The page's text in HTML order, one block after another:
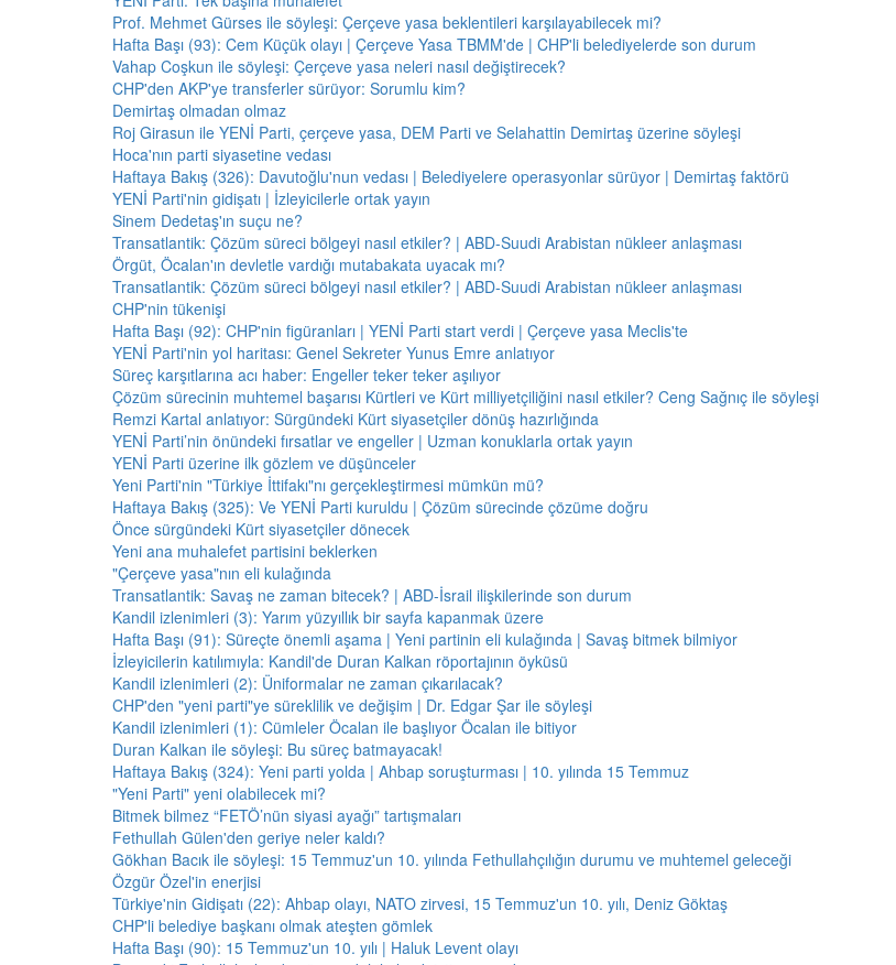
Prof. Mehmet Gürses ile söyleşi: Çerçeve yasa beklentileri karşılayabilecek mi?
Hafta Başı (93): Cem Küçük olayı | Çerçeve Yasa TBMM'de | CHP'li belediyelerde son durum
Vahap Coşkun ile söyleşi: Çerçeve yasa neleri nasıl değiştirecek?
CHP'den AKP'ye transferler sürüyor: Sorumlu kim?
Demirtaş olmadan olmaz
Roj Girasun ile YENİ Parti, çerçeve yasa, DEM Parti ve Selahattin Demirtaş üzerine söyleşi
Hoca'nın parti siyasetine vedası
Haftaya Bakış (326): Davutoğlu'nun vedası | Belediyelere operasyonlar sürüyor | Demirtaş faktörü
YENİ Parti'nin gidişatı | İzleyicilerle ortak yayın
Sinem Dedetaş'ın suçu ne?
Transatlantik: Çözüm süreci bölgeyi nasıl etkiler? | ABD-Suudi Arabistan nükleer anlaşması
Örgüt, Öcalan'ın devletle vardığı mutabakata uyacak mı?
Transatlantik: Çözüm süreci bölgeyi nasıl etkiler? | ABD-Suudi Arabistan nükleer anlaşması
CHP'nin tükenişi
Hafta Başı (92): CHP'nin figüranları | YENİ Parti start verdi | Çerçeve yasa Meclis'te
YENİ Parti'nin yol haritası: Genel Sekreter Yunus Emre anlatıyor
Süreç karşıtlarına acı haber: Engeller teker teker aşılıyor
Çözüm sürecinin muhtemel başarısı Kürtleri ve Kürt milliyetçiliğini nasıl etkiler? Ceng Sağnıç ile söyleşi
Remzi Kartal anlatıyor: Sürgündeki Kürt siyasetçiler dönüş hazırlığında
YENİ Parti’nin önündeki fırsatlar ve engeller | Uzman konuklarla ortak yayın
YENİ Parti üzerine ilk gözlem ve düşünceler
Yeni Parti'nin "Türkiye İttifakı"nı gerçekleştirmesi mümkün mü?
Haftaya Bakış (325): Ve YENİ Parti kuruldu | Çözüm sürecinde çözüme doğru
Önce sürgündeki Kürt siyasetçiler dönecek
Yeni ana muhalefet partisini beklerken
"Çerçeve yasa"nın eli kulağında
Transatlantik: Savaş ne zaman bitecek? | ABD-İsrail ilişkilerinde son durum
Kandil izlenimleri (3): Yarım yüzyıllık bir sayfa kapanmak üzere
Hafta Başı (91): Süreçte önemli aşama | Yeni partinin eli kulağında | Savaş bitmek bilmiyor
İzleyicilerin katılımıyla: Kandil'de Duran Kalkan röportajının öyküsü
Kandil izlenimleri (2): Üniformalar ne zaman çıkarılacak?
CHP'den "yeni parti"ye süreklilik ve değişim | Dr. Edgar Şar ile söyleşi
Kandil izlenimleri (1): Cümleler Öcalan ile başlıyor Öcalan ile bitiyor
Duran Kalkan ile söyleşi: Bu süreç batmayacak!
Haftaya Bakış (324): Yeni parti yolda | Ahbap soruşturması | 10. yılında 15 Temmuz
"Yeni Parti" yeni olabilecek mi?
Bitmek bilmez “FETÖ’nün siyasi ayağı” tartışmaları
Fethullah Gülen'den geriye neler kaldı?
Gökhan Bacık ile söyleşi: 15 Temmuz'un 10. yılında Fethullahçılığın durumu ve muhtemel geleceği
Özgür Özel'in enerjisi
Türkiye'nin Gidişatı (22): Ahbap olayı, NATO zirvesi, 15 Temmuz'un 10. yılı, Deniz Göktaş
CHP'li belediye başkanı olmak ateşten gömlek
Hafta Başı (90): 15 Temmuz'un 10. yılı | Haluk Levent olayı